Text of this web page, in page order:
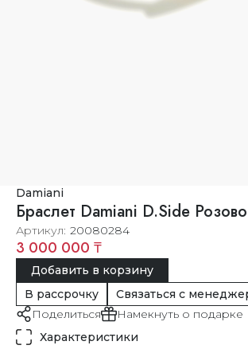
Damiani
Браслет Damiani D.Side
Артикул 20080284
3 000 000 ₸
Добавить в корзину
В рассрочку
Связаться с
Поделиться
Намекнуть о подарке
Характеристики